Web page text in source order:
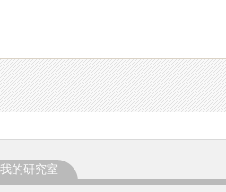
我的研究室